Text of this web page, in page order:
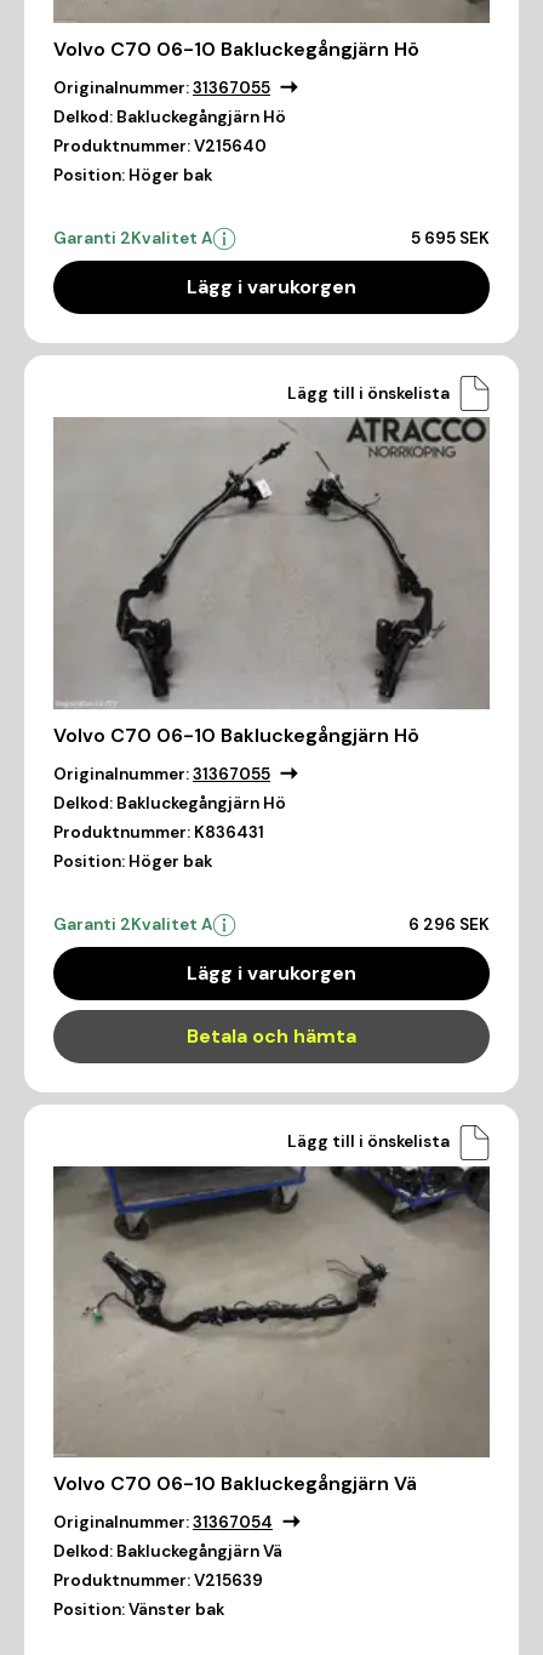
Volvo C70 06-10 Bakluckegångjärn Hö
Originalnummer:31367055
Delkod: Bakluckegångjärn Hö
Produktnummer:V215640
Position: Höger bak
Garanti 2Kvalitet A 5 695 SEK
Lägg i varukorgen
Lägg till i önskelista
Volvo C70 06-10 Bakluckegångjärn Hö
Originalnummer:31367055
Delkod: Bakluckegångjärn Hö
Produktnummer: K836431
Position: Höger bak
Garanti 2Kvalitet A 6 296 SEK
Lägg i varukorgen
Betala och hämta
Lägg till i önskelista
Volvo C70 06-10 Bakluckegångjärn Vä
Originalnummer:31367054
Delkod: Bakluckegångjärn Vä
Produktnummer:V215639
Position:Vänster bak